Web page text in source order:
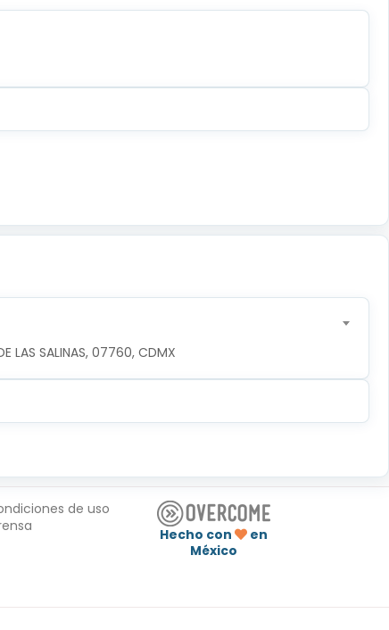
LAS SALINAS, 07760, CDMX
de uso
Hecho con
en
México